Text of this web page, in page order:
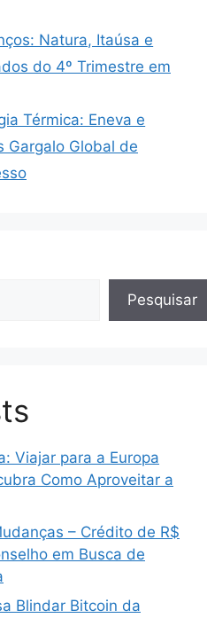
Natura, Itaúsa e
do 4º Trimestre em
Térmica: Eneva e
Gargalo Global de
Pesquisar
Viajar para a Europa
Como Aproveitar a
– Crédito de R$
em Busca de
Blindar Bitcoin da